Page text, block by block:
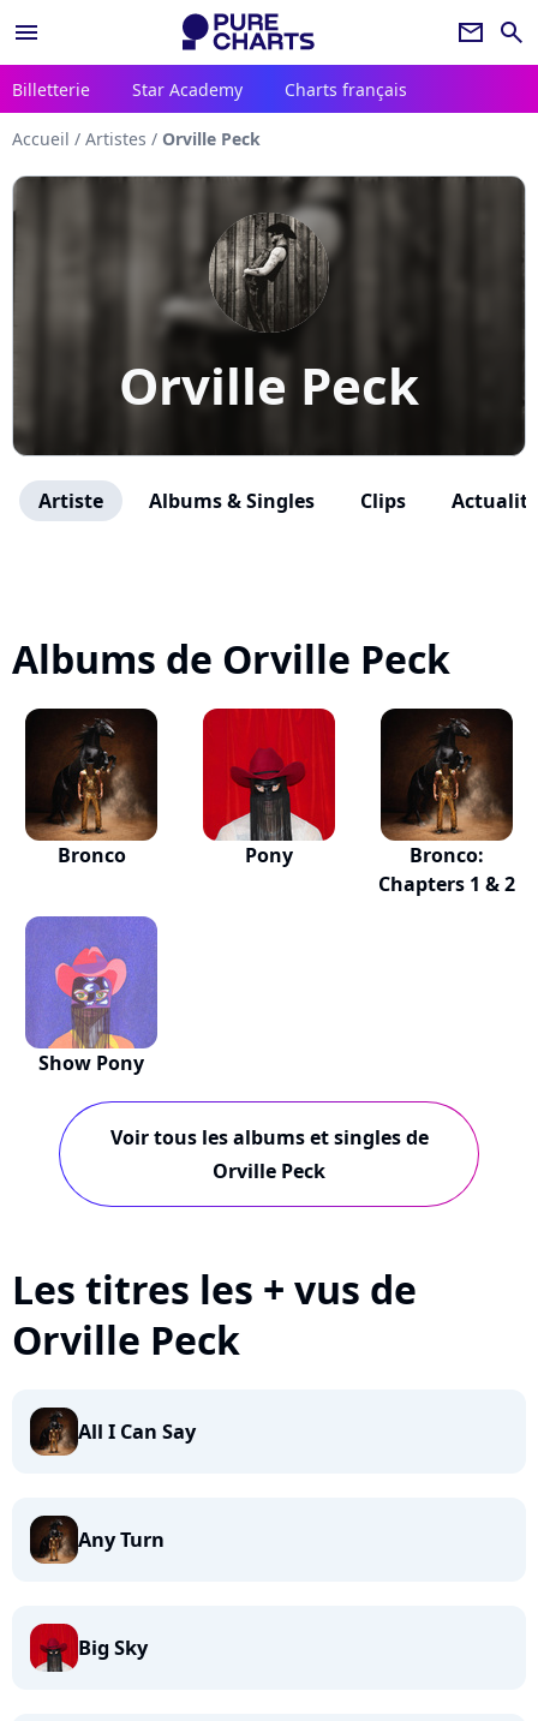
menu newsletter search
Billetterie Star Academy Charts français
Accueil / Artistes / Orville Peck
Orville Peck
Artiste Albums & Singles Clips
Albums de Orville Peck
Bronco Pony
Bronco:
Chapters 1 & 2
Show Pony
Voir tous les albums et singles de
Orville Peck
Les titres les + vus de
Orville Peck
All I Can Say
Any Turn
Big Sky